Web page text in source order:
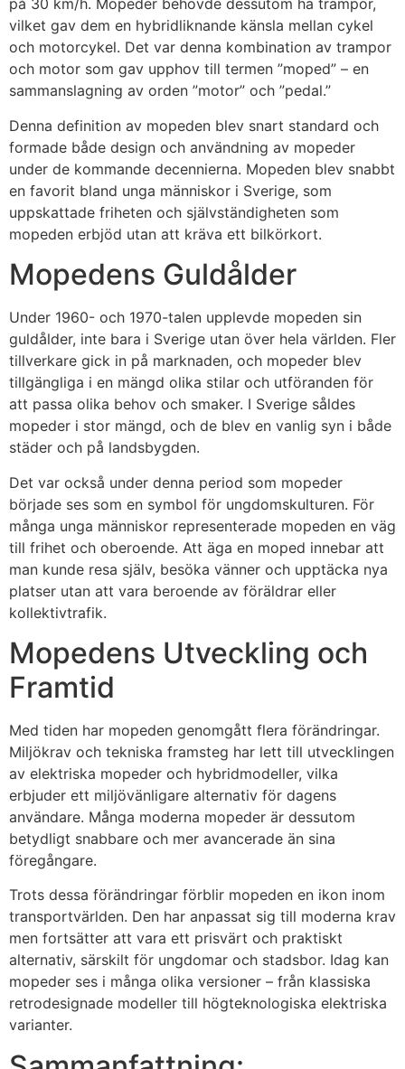
på 30 km/h. Mopeder behövde dessutom ha trampor,
vilket gav dem en hybridliknande känsla mellan cykel
och motorcykel. Det var denna kombination av trampor
och motor som gav upphov till termen ”moped” – en
sammanslagning av orden ”motor” och ”pedal.”
Denna definition av mopeden blev snart standard och
formade både design och användning av mopeder
under de kommande decennierna. Mopeden blev snabbt
en favorit bland unga människor i Sverige, som
uppskattade friheten och självständigheten som
mopeden erbjöd utan att kräva ett bilkörkort.
Mopedens Guldålder
Under 1960- och 1970-talen upplevde mopeden sin
guldålder, inte bara i Sverige utan över hela världen. Fler
tillverkare gick in på marknaden, och mopeder blev
tillgängliga i en mängd olika stilar och utföranden för
att passa olika behov och smaker. I Sverige såldes
mopeder i stor mängd, och de blev en vanlig syn i både
städer och på landsbygden.
Det var också under denna period som mopeder
började ses som en symbol för ungdomskulturen. För
många unga människor representerade mopeden en väg
till frihet och oberoende. Att äga en moped innebar att
man kunde resa själv, besöka vänner och upptäcka nya
platser utan att vara beroende av föräldrar eller
kollektivtrafik.
Mopedens Utveckling och
Framtid
Med tiden har mopeden genomgått flera förändringar.
Miljökrav och tekniska framsteg har lett till utvecklingen
av elektriska mopeder och hybridmodeller, vilka
erbjuder ett miljövänligare alternativ för dagens
användare. Många moderna mopeder är dessutom
betydligt snabbare och mer avancerade än sina
föregångare.
Trots dessa förändringar förblir mopeden en ikon inom
transportvärlden. Den har anpassat sig till moderna krav
men fortsätter att vara ett prisvärt och praktiskt
alternativ, särskilt för ungdomar och stadsbor. Idag kan
mopeder ses i många olika versioner – från klassiska
retrodesignade modeller till högteknologiska elektriska
varianter.